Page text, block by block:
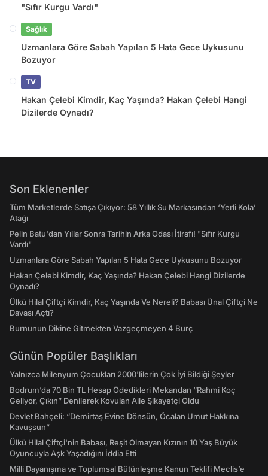
"Sıfır Kurgu Vardı"
Sağlık
Uzmanlara Göre Sabah Yapılan 5 Hata Gece Uykusunu
Bozuyor
TV
Hakan Çelebi Kimdir, Kaç Yaşında? Hakan Çelebi Hangi
Dizilerde Oynadı?
Son Eklenenler
Tüm Marketlerde Satışa Çıkıyor: 58 Yıllık Su Markasından ‘Yerli Kola’
Atağı
Pelin Batu'dan Yıllar Sonra Tarihin Arka Odası İtirafı! "Sıfır Kurgu
Vardı"
Uzmanlara Göre Sabah Yapılan 5 Hata Gece Uykusunu Bozuyor
Hakan Çelebi Kimdir, Kaç Yaşında? Hakan Çelebi Hangi Dizilerde
Oynadı?
Ülkü Hilal Çiftçi Kimdir, Kaç Yaşında Ve Nereli? Babası Ünal Çiftçi Ne
Davası Açtı?
Burnunun Dikine Gitmekten Vazgeçmeyen 4 Burç
Günün Popüler Başlıkları
Yalnızca Milenyum Çocukları 2000'lilerin Çok İyi Bildiği Şeyler
Bodrum’da 70 Bin TL Hesap Ödedikleri Mekandan “Rahmi Koç
Geliyor, Çıkın” Denilerek Kovulan Aile Şikayetçi Oldu
Devlet Bahçeli: “Demirtaş Evine Dönsün, Öcalan Umut Hakkına
Kavuşsun”
Ülkü Hilal Çiftçi'nin Babası, Reşit Olmayan Kızının 10 Yaş Büyük
Oyuncuyla Aşk Yaşadığını İddia Etti
Milli Dayanışma ve Toplumsal Bütünleşme Kanun Teklifi Meclis’e